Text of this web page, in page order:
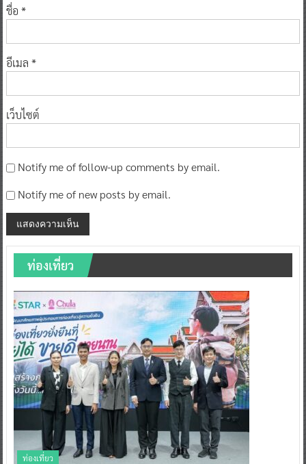
ชื่อ *
อีเมล *
เว็บไซต์
Notify me of follow-up comments by email.
Notify me of new posts by email.
ท่องเที่ยว
ท่องเที่ยว